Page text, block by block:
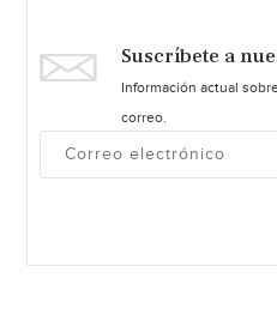
Suscríbete a
Información actual
correo.